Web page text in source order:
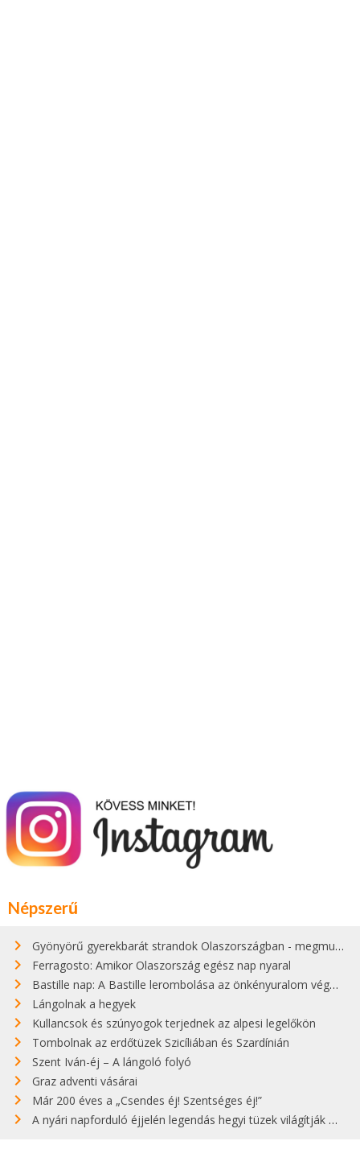
Népszerű
Gyönyörű gyerekbarát strandok Olaszországban - megmutatjuk a 15 legjobbat
Ferragosto: Amikor Olaszország egész nap nyaral
Bastille nap: A Bastille lerombolása az önkényuralom végét jelentette
Lángolnak a hegyek
Kullancsok és szúnyogok terjednek az alpesi legelőkön
Tombolnak az erdőtüzek Szicíliában és Szardínián
Szent Iván-éj – A lángoló folyó
Graz adventi vásárai
Már 200 éves a „Csendes éj! Szentséges éj!”
A nyári napforduló éjjelén legendás hegyi tüzek világítják meg Zugspitzét